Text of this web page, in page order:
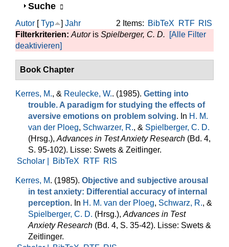
Anzeigen
Suche
2 Items: BibTeX RTF RIS
Autor [Typ ] Jahr
Filterkriterien: Autoris Spielberger, C. D.
[Alle Filter
deaktivieren]
Book Chapter
Kerres, M., & Reulecke, W.. (1985). Getting into
trouble. A paradigm for studying the effects of
aversive emotions on problem solving. In H. M.
van der Ploeg, Schwar­zer, R., & Spielberger, C. D.
(Hrsg.), Advances in Test Anxiety Research (Bd. 4,
S. 95-102). Lisse: Swets & Zeitlinger.
Scholar |
BibTeX RTF RIS
Kerres, M. (1985). Objective and subjective arousal
in test anxiety: Differen­tial accu­racy of internal
perception. In H. M. van der Ploeg, Schwarz, R., &
Spielberger, C. D. (Hrsg.), Advances in Test
Anxiety Research (Bd. 4, S. 35-42). Lisse: Swets &
Zeitlinger.